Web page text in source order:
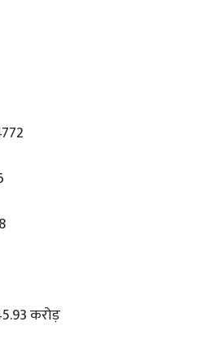
करोड़